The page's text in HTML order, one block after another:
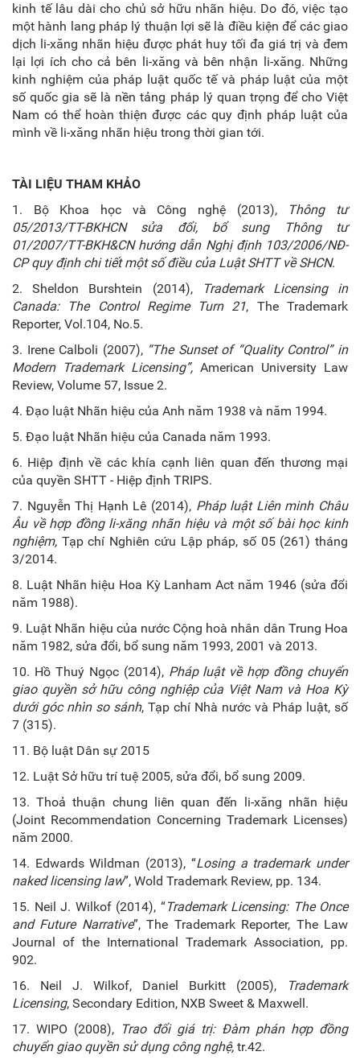
kinh tế lâu dài cho chủ sở hữu nhãn hiệu. Do đó, việc tạo
một hành lang pháp lý thuận lợi sẽ là điều kiện để các giao
dịch li-xăng nhãn hiệu được phát huy tối đa giá trị và đem
lại lợi ích cho cả bên li-xăng và bên nhận li-xăng. Những
kinh nghiệm của pháp luật quốc tế và pháp luật của một
số quốc gia sẽ là nền tảng pháp lý quan trọng để cho Việt
Nam có thể hoàn thiện được các quy định pháp luật của
mình về li-xăng nhãn hiệu trong thời gian tới.
TÀI LIỆU THAM KHẢO
1. Bộ Khoa học và Công nghệ (2013),
Thông tư
05/2013/TT-BKHCN sửa đổi, bổ sung Thông tư
01/2007/TT-BKH&CN hướng dẫn Nghị định 103/2006/NĐ-
CP quy định chi tiết một số điều của Luật SHTT về SHCN.
2. Sheldon Burshtein (2014),
Trademark Licensing in
Canada: The Control Regime Turn 21, The Trademark
Reporter, Vol.104, No.5.
3. Irene Calboli (2007), “The Sunset of “Quality Control” in
Modern Trademark Licensing”, American University Law
Review, Volume 57, Issue 2.
4. Đạo luật Nhãn hiệu của Anh năm 1938 và năm 1994.
5. Đạo luật Nhãn hiệu của Canada năm 1993.
6. Hiệp định về các khía cạnh liên quan đến thương mại
của quyền SHTT - Hiệp định TRIPS.
7. Nguyễn Thị Hạnh Lê (2014), Pháp luật Liên minh Châu
Âu về hợp đồng li-xăng nhãn hiệu và một số bài học kinh
nghiệm, Tạp chí Nghiên cứu Lập pháp, số 05 (261) tháng
3/2014.
8. Luật Nhãn hiệu Hoa Kỳ Lanham Act năm 1946 (sửa đổi
năm 1988).
9. Luật Nhãn hiệu của nước Cộng hoà nhân dân Trung Hoa
năm 1982, sửa đổi, bổ sung năm 1993, 2001 và 2013.
10. Hồ Thuý Ngọc (2014), Pháp luật về hợp đồng chuyển
giao quyền sở hữu công nghiệp của Việt Nam và Hoa Kỳ
dưới góc nhìn so sánh, Tạp chí Nhà nước và Pháp luật, số
7 (315).
11. Bộ luật Dân sự 2015
12. Luật Sở hữu trí tuệ 2005, sửa đổi, bổ sung 2009.
13. Thoả thuận chung liên quan đến li-xăng nhãn hiệu
(Joint Recommendation Concerning Trademark Licenses)
năm 2000.
14. Edwards Wildman (2013), “Losing a trademark under
naked licensing law”, Wold Trademark Review, pp. 134.
15. Neil J. Wilkof (2014), “Trademark Licensing: The Once
and Future Narrative”, The Trademark Reporter, The Law
Journal of the International Trademark Association, pp.
902.
16. Neil J. Wilkof, Daniel Burkitt (2005),
Trademark
Licensing, Secondary Edition, NXB Sweet & Maxwell.
17. WIPO (2008), Trao đổi giá trị: Đàm phán hợp đồng
chuyển giao quyền sử dụng công nghệ, tr.42.